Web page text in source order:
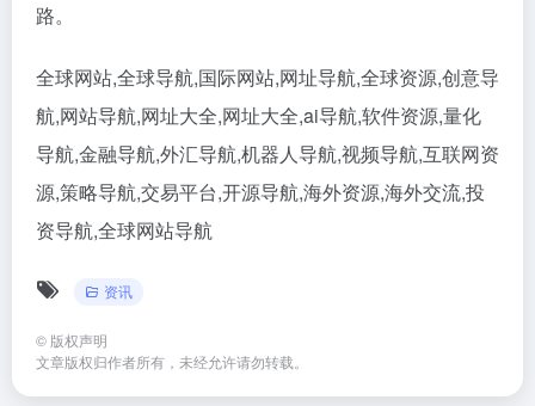
路。
全球网站,全球导航,国际网站,网址导航,全球资源,创意导
航,网站导航,网址大全,网址大全,ai导航,软件资源,量化
导航,金融导航,外汇导航,机器人导航,视频导航,互联网资
源,策略导航,交易平台,开源导航,海外资源,海外交流,投
资导航,全球网站导航
资讯
© 版权声明
文章版权归作者所有，未经允许请勿转载。